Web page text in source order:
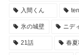
入間くん
氷の城壁 ニデ
21話 春